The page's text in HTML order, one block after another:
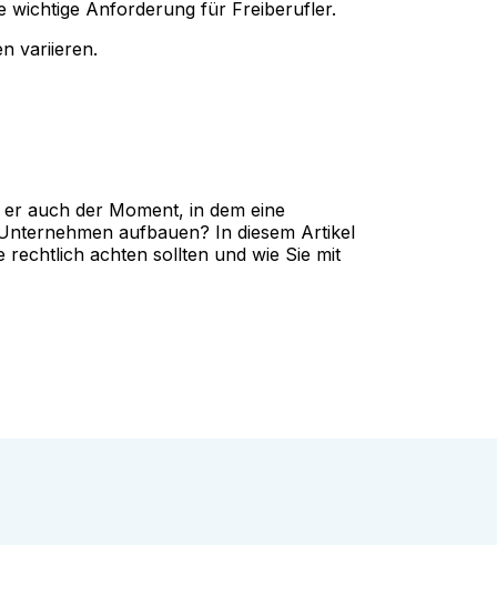
wichtige Anforderung für Freiberufler.
variieren.
auch der Moment, in dem eine
aufbauen? In diesem Artikel
achten sollten und wie Sie mit